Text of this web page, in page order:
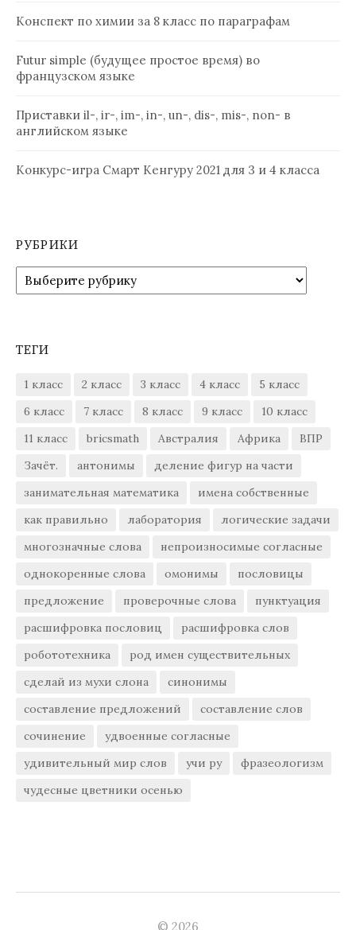
Конспект по химии за 8 класс по параграфам
Futur simple (будущее простое время) во
французском языке
Приставки il-, ir-, im-, in-, un-, dis-, mis-, non- в
английском языке
Конкурс-игра Смарт Кенгуру 2021 для 3 и 4 класса
РУБРИКИ
Рубрики
ТЕГИ
1 класс 2 класс 3 класс 4 класс
5 класс
6 класс
7 класс 8 класс 9 класс
10 класс
11 класс
bricsmath Австралия Африка
ВПР
Зачёт.
антонимы
деление фигур на части
занимательная математика
имена собственные
как правильно
лаборатория
логические задачи
многозначные слова
непроизносимые согласные
однокоренные слова
омонимы
пословицы
предложение
проверочные слова
пунктуация
расшифровка пословиц
расшифровка слов
робототехника
род имен существительных
сделай из мухи слона
синонимы
составление предложений
составление слов
сочинение
удвоенные согласные
удивительный мир слов
учи ру
фразеологизм
чудесные цветники осенью
© 2026